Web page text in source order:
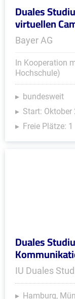
Duales
virtuellen
Bayer AG
In Kooperation
Hochschule)
bundesweit
Start: Oktober
Freie Plätze: 1
Duales
IU Duales
Hamburg,